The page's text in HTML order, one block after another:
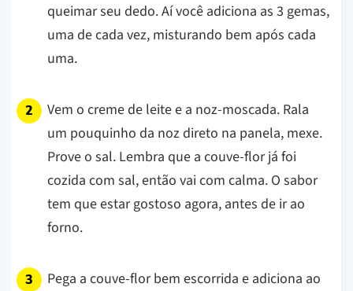
queimar seu dedo. Aí você adiciona as 3 gemas,
uma de cada vez, misturando bem após cada
uma.
Vem o creme de leite e a noz-moscada. Rala
um pouquinho da noz direto na panela, mexe.
Prove o sal. Lembra que a couve-flor já foi
cozida com sal, então vai com calma. O sabor
tem que estar gostoso agora, antes de ir ao
forno.
Pega a couve-flor bem escorrida e adiciona ao